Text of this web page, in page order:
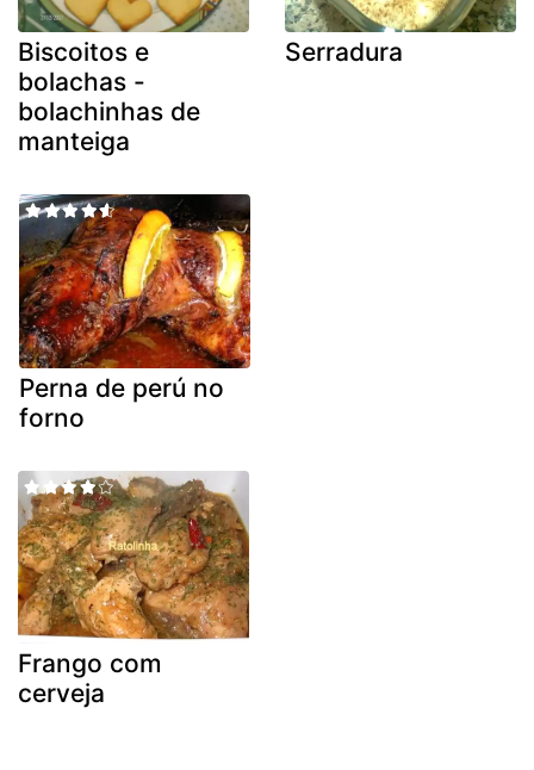
Biscoitos e
bolachas -
bolachinhas de
manteiga
Serradura
Perna de perú no
forno
Frango com
cerveja